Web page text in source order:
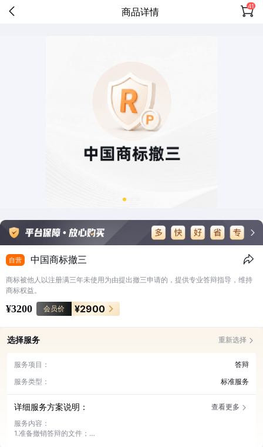
商品详情 41
自营 中国商标撤三
商标被他人以注册满三年未使用为由提出撤三申请的，提供专业答辩指导，维持
商标权益。
¥3200 会员价 ¥2900
选择服务 重新选择
服务项目：
答辩
服务类型：
标准服务
详细服务方案说明：
查看更多
服务内容：
1.准备撤销答辩的文件；